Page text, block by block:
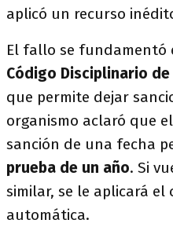
aplicó un recurso
El fallo se fundamentó
Código Disciplinario de
que permite dejar
organismo aclaró que
sanción de una fecha
prueba de un año. Si
similar, se le aplicará el
automática.